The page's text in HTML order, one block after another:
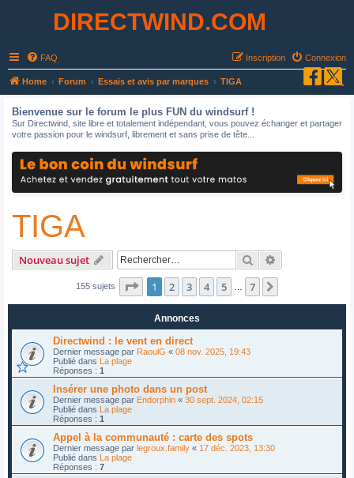
DIRECTWIND.COM
FAQ Connexion
Inscription
Home Forum Essais et avis par marques TIGA
Bienvenue sur le forum le plus FUN du windsurf !
Sur Directwind, site libre et totalement indépendant, vous pouvez échanger et partager
votre passion pour le windsurf, librement et sans prise de tête...
TIGA
Nouveau sujet Rechercher
155 sujets Page 1sur7
1 2 3 4 5 7
Annonces
Directwind : le vent en direct
Dernier message par RaoulG « 08 nov. 2025, 19:43
Publié dans La plage
Réponses : 1
Insérer une photo dans un post
Dernier message par Endorphin « 30 sept. 2024, 02:15
Publié dans La plage
Réponses : 1
Appel à la communauté : carte des spots
Dernier message par legroux.family « 17 déc. 2023, 13:30
Publié dans La plage
Réponses : 7